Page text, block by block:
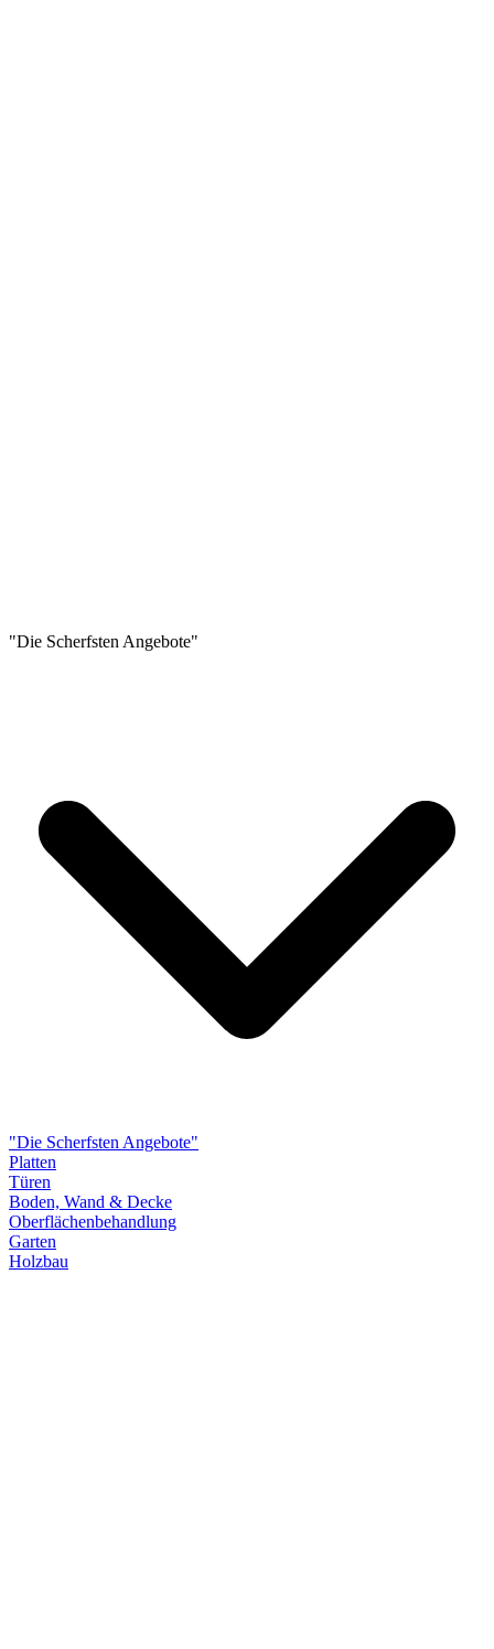
"Die Scherfsten Angebote"
"Die Scherfsten Angebote"
Platten
Türen
Boden, Wand & Decke
Oberflächenbehandlung
Garten
Holzbau